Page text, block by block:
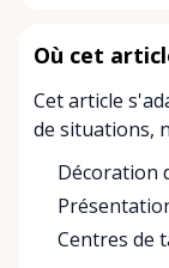
Où cet
Cet article
de situations,
Décoration
Centres de